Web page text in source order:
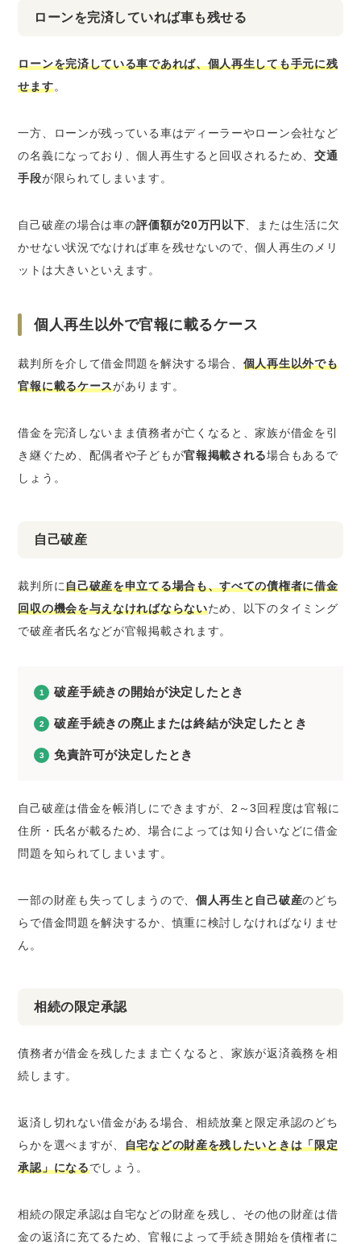
ローンを完済していれば車も残せる
ローンを完済している車であれば、個人再生しても手元に残
せます。
一方、ローンが残っている車はディーラーやローン会社など
の名義になっており、個人再生すると回収されるため、 交通
手段が限られてしまいます。
自己破産の場合は車の評価額が20万円以下 、または生活に欠
かせない状況でなければ車を残せないので、個人再生のメリ
ットは大きいといえます。
個人再生以外で官報に載るケース
裁判所を介して借金問題を解決する場合、 個人再生以外でも
官報に載るケースがあります。
借金を完済しないまま債務者が亡くなると、家族が借金を引
き継ぐため、配偶者や子どもが官報掲載される場合もあるで
しょう。
自己破産
裁判所に自己破産を申立てる場合も、すべての債権者に借金
回収の機会を与えなければならないため、以下のタイミング
で破産者氏名などが官報掲載されます。
破産手続きの開始が決定したとき
破産手続きの廃止または終結が決定したとき
免責許可が決定したとき
自己破産は借金を帳消しにできますが、2～3回程度は官報に
住所・氏名が載るため、場合によっては知り合いなどに借金
問題を知られてしまいます。
一部の財産も失ってしまうので、 個人再生と自己破産のどち
らで借金問題を解決するか、慎重に検討しなければなりませ
ん。
相続の限定承認
債務者が借金を残したまま亡くなると、家族が返済義務を相
続します。
返済し切れない借金がある場合、相続放棄と限定承認のどち
らかを選べますが、 自宅などの財産を残したいときは「限定
承認」になるでしょう。
相続の限定承認は自宅などの財産を残し、その他の財産は借
金の返済に充てるため、官報によって手続き開始を債権者に